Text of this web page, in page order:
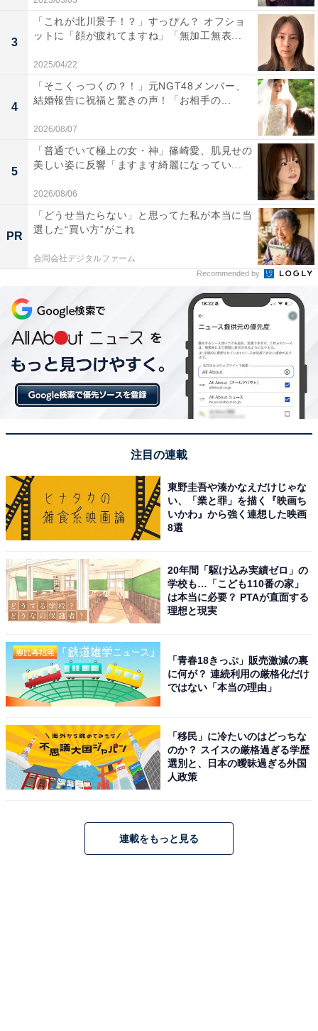
3
「これが北川景子！？」すっぴん？ オフショ
ットに「顔が疲れてますね」「無加工無表...
2025/04/22
4
「そこくっつくの？！」元NGT48メンバー、
結婚報告に祝福と驚きの声！「お相手の...
2026/08/07
5
「普通でいて極上の女・神」篠崎愛、肌見せの
美しい姿に反響「ますます綺麗になってい...
2026/08/06
PR
「どうせ当たらない」と思ってた私が本当に当
選した“買い方”がこれ
合同会社デジタルファーム
Recommended by
注目の連載
東野圭吾や湊かなえだけじゃな
い、「業と罪」を描く『映画ち
いかわ』から強く連想した映画
8選
20年間「駆け込み実績ゼロ」の
学校も…「こども110番の家」
は本当に必要？ PTAが直面する
理想と現実
「青春18きっぷ」販売激減の裏
に何が？ 連続利用の厳格化だけ
ではない「本当の理由」
「移民」に冷たいのはどっちな
のか？ スイスの厳格過ぎる学歴
選別と、日本の曖昧過ぎる外国
人政策
連載をもっと見る